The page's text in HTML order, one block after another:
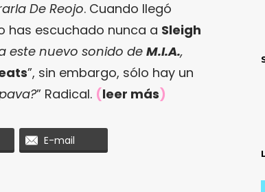
De Reojo. Cuando llegó
has escuchado nunca a Sleigh
este nuevo sonido de M.I.A.,
”, sin embargo, sólo hay un
” Radical. (leer más)
E-mail